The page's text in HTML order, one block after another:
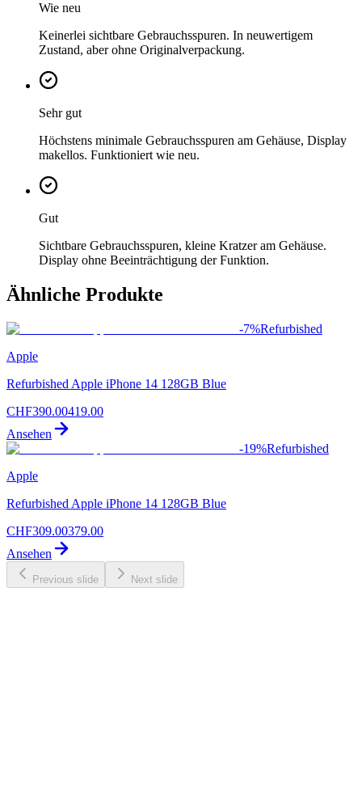
Wie neu
Keinerlei sichtbare Gebrauchsspuren. In neuwertigem
Zustand, aber ohne Originalverpackung.
Sehr gut
Höchstens minimale Gebrauchsspuren am Gehäuse, Display
makellos. Funktioniert wie neu.
Gut
Sichtbare Gebrauchsspuren, kleine Kratzer am Gehäuse.
Display ohne Beeinträchtigung der Funktion.
Ähnliche Produkte
-7%Refurbished
Apple
Refurbished Apple iPhone 14 128GB Blue
CHF390.00419.00
Ansehen
-19%Refurbished
Apple
Refurbished Apple iPhone 14 128GB Blue
CHF309.00379.00
Ansehen
Previous slide Next slide